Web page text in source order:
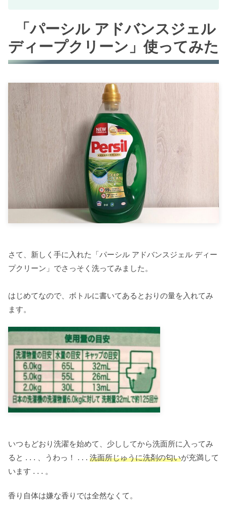
「パーシル アドバンスジェル
ディープクリーン」使ってみた
さて、新しく手に入れた「パーシル アドバンスジェル ディー
プクリーン」でさっそく洗ってみました。
はじめてなので、ボトルに書いてあるとおりの量を入れてみ
ます。
いつもどおり洗濯を始めて、少ししてから洗面所に入ってみ
ると . . . 、うわっ！ . . . 洗面所じゅうに洗剤の匂いが充満して
います . . . 。
香り自体は嫌な香りでは全然なくて。